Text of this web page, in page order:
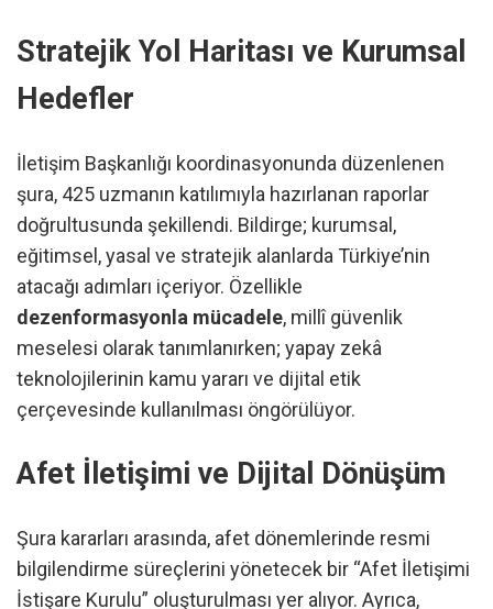
Stratejik Yol Haritası ve Kurumsal
Hedefler
İletişim Başkanlığı koordinasyonunda düzenlenen
şura, 425 uzmanın katılımıyla hazırlanan raporlar
doğrultusunda şekillendi. Bildirge; kurumsal,
eğitimsel, yasal ve stratejik alanlarda Türkiye’nin
atacağı adımları içeriyor. Özellikle
dezenformasyonla mücadele, millî güvenlik
meselesi olarak tanımlanırken; yapay zekâ
teknolojilerinin kamu yararı ve dijital etik
çerçevesinde kullanılması öngörülüyor.
Afet İletişimi ve Dijital Dönüşüm
Şura kararları arasında, afet dönemlerinde resmi
bilgilendirme süreçlerini yönetecek bir “Afet İletişimi
İstişare Kurulu” oluşturulması yer alıyor. Ayrıca,